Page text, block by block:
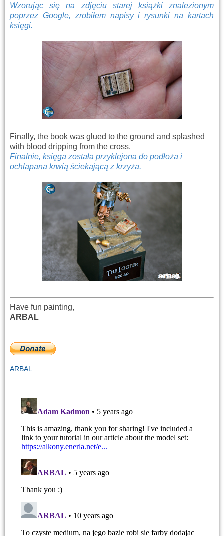
Wzorując się na zdjęciu starej książki znalezionym
poprzez Google, zrobiłem napisy i rysunki na kartach
księgi.
Finally, the book was glued to the ground and splashed
with blood dripping from the cross.
Finalnie, księga została przyklejona do podłoża i
ochlapana krwią ściekającą z krzyża.
Have fun painting,
ARBAL
ARBAL